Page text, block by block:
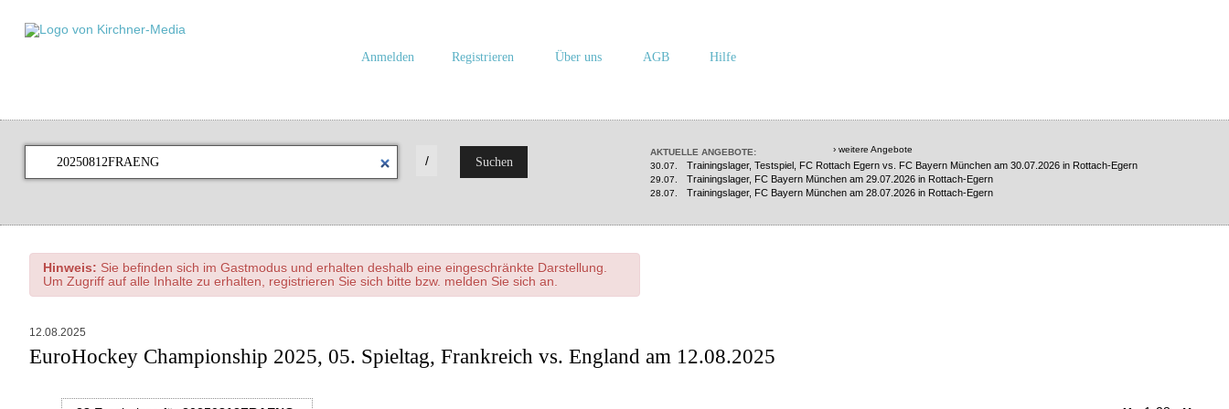
Anmelden Registrieren Über uns AGB Hilfe
/ Suchen
› weitere Angebote
AKTUELLE ANGEBOTE:
30.07.
Trainingslager, Testspiel, FC Rottach Egern vs. FC Bayern München am 30.07.2026 in Rottach-Egern
29.07. Trainingslager, FC Bayern München am 29.07.2026 in Rottach-Egern
28.07. Trainingslager, FC Bayern München am 28.07.2026 in Rottach-Egern
Hinweis: Sie befinden sich im Gastmodus und erhalten deshalb eine eingeschränkte Darstellung.
Um Zugriff auf alle Inhalte zu erhalten, registrieren Sie sich bitte bzw. melden Sie sich an.
12.08.2025
EuroHockey Championship 2025, 05. Spieltag, Frankreich vs. England am 12.08.2025